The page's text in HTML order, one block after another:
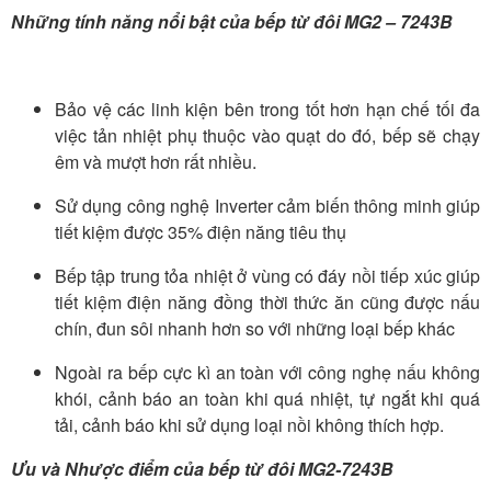
Những tính năng nổi bật của bếp từ đôi MG2 – 7243B
Bảo vệ các linh kiện bên trong tốt hơn hạn chế tối đa
việc tản nhiệt phụ thuộc vào quạt do đó, bếp sẽ chạy
êm và mượt hơn rất nhiều.
Sử dụng công nghệ Inverter cảm biến thông minh giúp
tiết kiệm được 35% điện năng tiêu thụ
Bếp tập trung tỏa nhiệt ở vùng có đáy nồi tiếp xúc giúp
tiết kiệm điện năng đồng thời thức ăn cũng được nấu
chín, đun sôi nhanh hơn so với những loại bếp khác
Ngoài ra bếp cực kì an toàn với công nghẹ nấu không
khói, cảnh báo an toàn khi quá nhiệt, tự ngắt khi quá
tải, cảnh báo khi sử dụng loại nồi không thích hợp.
Ưu và Nhược điểm của bếp từ đôi MG2-7243B